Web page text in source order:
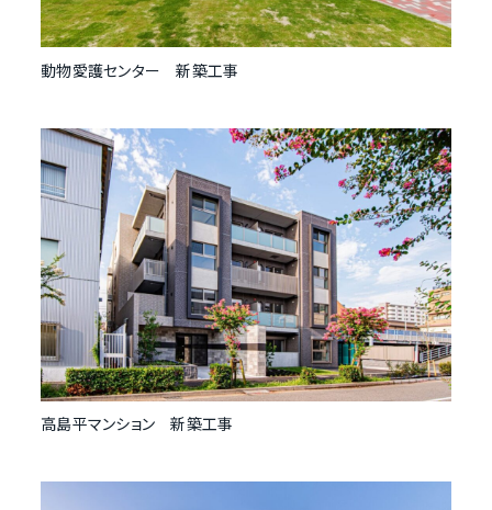
動物愛護センター 新築工事
高島平マンション 新築工事